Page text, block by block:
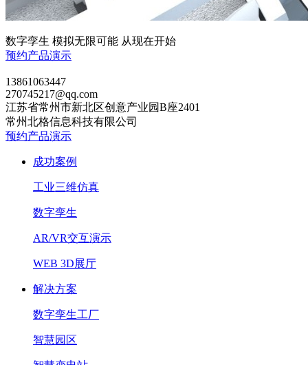
数字孪生 模拟无限可能 从现在开始
预约产品演示
13861063447
270745217@qq.com
江苏省常州市新北区创意产业园B座2401
常州北格信息科技有限公司
预约产品演示
成功案例
工业三维仿真
数字孪生
AR/VR交互演示
WEB 3D展厅
解决方案
数字孪生工厂
智慧园区